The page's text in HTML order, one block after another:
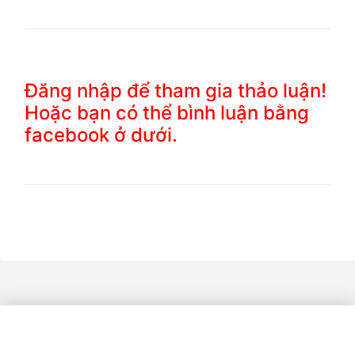
Đăng nhập để tham gia thảo luận!
Hoặc bạn có thể bình luận bằng
facebook ở dưới.